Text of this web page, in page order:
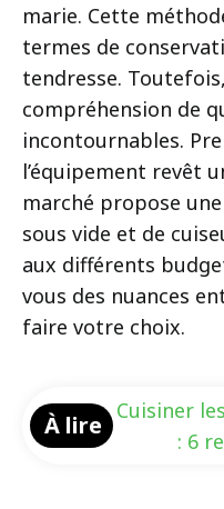
marie. Cette
termes de
tendresse.
compréhension de
incontournables.
l’équipement revêt
marché propose
sous vide et de
aux différents
vous des nuances
faire votre choix.
À lire
Cuisiner
: 6